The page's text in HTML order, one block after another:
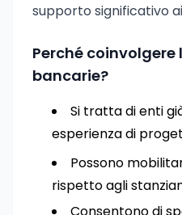
supporto significativo
Perché
bancarie?
Si tratta di enti
esperienza di
Possono
rispetto agli